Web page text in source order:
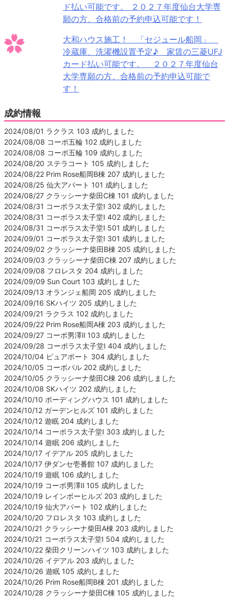
ド払い可能です。 ２０２７年度仙台大学専
願の方、合格前の予約申込可能です！
大和ハウス施工！ 「セジュール船岡」
冷蔵庫、洗濯機設置予定♪ 家賃の三菱UFJ
カード払い可能です。 ２０２７年度仙台
大学専願の方、合格前の予約申込可能で
す！
成約情報
2024/08/01 ラクラス 103 成約しました
2024/08/08 コーポ五輪 102 成約しました
2024/08/08 コーポ五輪 109 成約しました
2024/08/20 ステラコート 105 成約しました
2024/08/22 Prim Rose船岡B棟 207 成約しました
2024/08/25 仙大アパート 101 成約しました
2024/08/27 クラッシーナ柴田C棟 101 成約しました
2024/08/31 コーポラス太子堂Ⅰ 302 成約しました
2024/08/31 コーポラス太子堂Ⅰ 402 成約しました
2024/08/31 コーポラス太子堂Ⅰ 501 成約しました
2024/09/01 コーポラス太子堂Ⅰ 301 成約しました
2024/09/02 クラッシーナ柴田B棟 205 成約しました
2024/09/03 クラッシーナ柴田C棟 207 成約しました
2024/09/08 フロレスタ 204 成約しました
2024/09/09 Sun Court 103 成約しました
2024/09/13 オランジェ船岡 205 成約しました
2024/09/16 SKハイツ 205 成約しました
2024/09/21 ラクラス 102 成約しました
2024/09/22 Prim Rose船岡A棟 203 成約しました
2024/09/27 コーポ男澤Ⅱ 103 成約しました
2024/09/28 コーポラス太子堂Ⅰ 404 成約しました
2024/10/04 ピュアポート 304 成約しました
2024/10/05 コーポパル 202 成約しました
2024/10/05 クラッシーナ柴田C棟 206 成約しました
2024/10/08 SKハイツ 202 成約しました
2024/10/10 ボーディングハウス 101 成約しました
2024/10/12 ガーデンヒルズ 101 成約しました
2024/10/12 遊眠 204 成約しました
2024/10/14 コーポラス太子堂Ⅰ 303 成約しました
2024/10/14 遊眠 206 成約しました
2024/10/17 イデアル 205 成約しました
2024/10/17 伊ダンセ壱番館 107 成約しました
2024/10/19 遊眠 106 成約しました
2024/10/19 コーポ男澤Ⅱ 105 成約しました
2024/10/19 レインボーヒルズ 203 成約しました
2024/10/19 仙大アパート 102 成約しました
2024/10/20 フロレスタ 103 成約しました
2024/10/21 クラッシーナ柴田A棟 203 成約しました
2024/10/21 コーポラス太子堂Ⅰ 504 成約しました
2024/10/22 柴田クリーンハイツ 103 成約しました
2024/10/26 イデアル 203 成約しました
2024/10/26 遊眠 105 成約しました
2024/10/26 Prim Rose船岡B棟 201 成約しました
2024/10/28 クラッシーナ柴田C棟 105 成約しました